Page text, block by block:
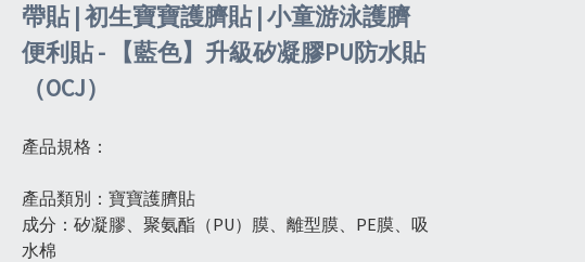
帶貼 | 初生寶寶護臍貼 | 小童游泳護臍
便利貼 - 【藍色】升級矽凝膠PU防水貼
（OCJ）
產品規格：
產品類別：寶寶護臍貼
成分：矽凝膠、聚氨酯（PU）膜、離型膜、PE膜、吸
水棉